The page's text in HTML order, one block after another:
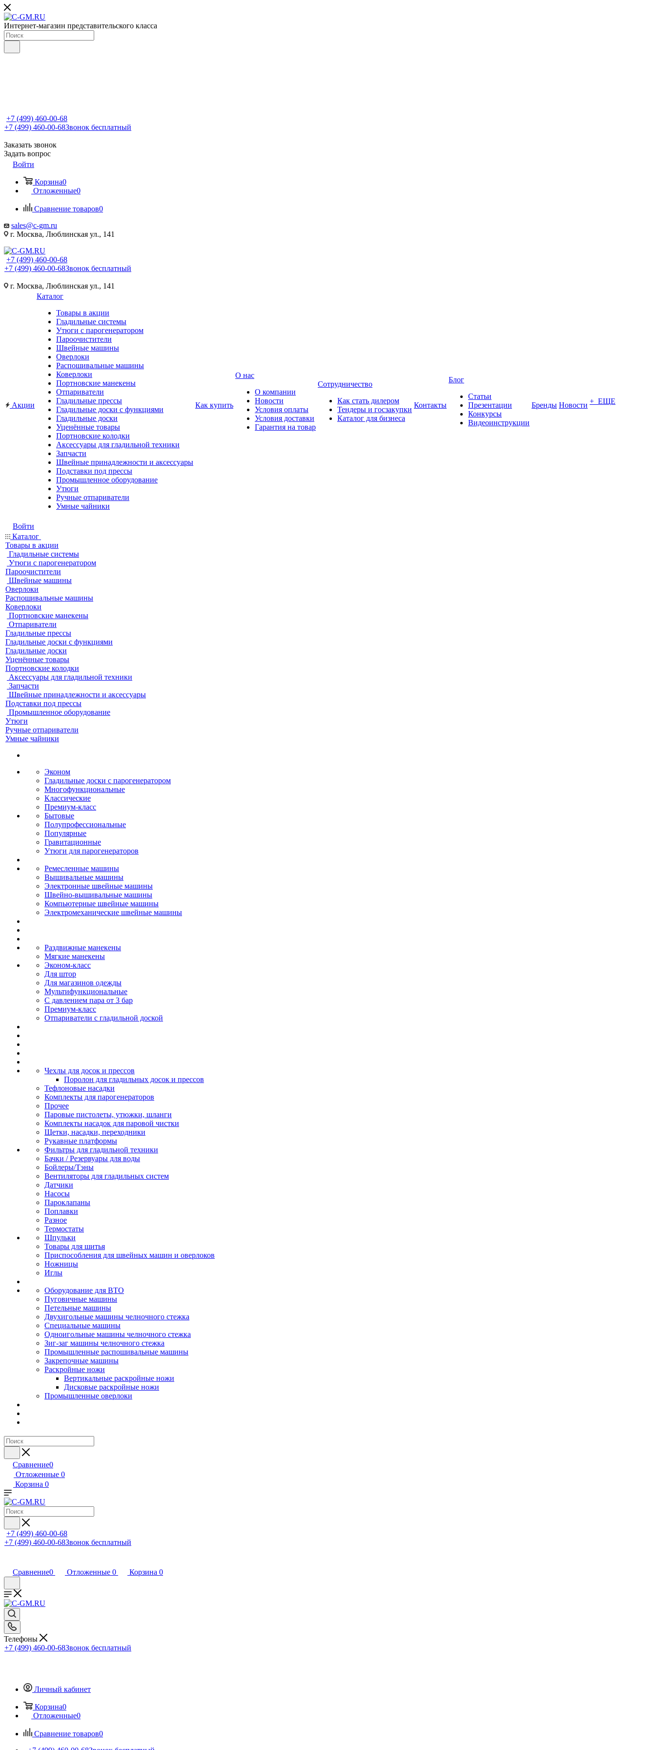
Интернет-магазин представительского класса
+7 (499) 460-00-68
+7 (499) 460-00-68Звонок бесплатный
Заказать звонок
Задать вопрос
Войти
Корзина0
Отложенные0
Сравнение товаров0
sales@c-gm.ru
г. Москва, Люблинская ул., 141
+7 (499) 460-00-68
+7 (499) 460-00-68Звонок бесплатный
г. Москва, Люблинская ул., 141
Акции
Каталог
Товары в акции
Гладильные системы
Утюги с парогенератором
Пароочистители
Швейные машины
Оверлоки
Распошивальные машины
Коверлоки
Портновские манекены
Отпариватели
Гладильные прессы
Гладильные доски с функциями
Гладильные доски
Уценённые товары
Портновские колодки
Аксессуары для гладильной техники
Запчасти
Швейные принадлежности и аксессуары
Подставки под прессы
Промышленное оборудование
Утюги
Ручные отпариватели
Умные чайники
Как купить
О нас
О компании
Новости
Условия оплаты
Условия доставки
Гарантия на товар
Сотрудничество
Как стать дилером
Тендеры и госзакупки
Каталог для бизнеса
Контакты
Блог
Статьи
Презентации
Конкурсы
Видеоинструкции
Бренды Новости + ЕЩЕ
Войти
Каталог
Товары в акции
Гладильные системы
Утюги с парогенератором
Пароочистители
Швейные машины
Оверлоки
Распошивальные машины
Коверлоки
Портновские манекены
Отпариватели
Гладильные прессы
Гладильные доски с функциями
Гладильные доски
Уценённые товары
Портновские колодки
Аксессуары для гладильной техники
Запчасти
Швейные принадлежности и аксессуары
Подставки под прессы
Промышленное оборудование
Утюги
Ручные отпариватели
Умные чайники
Эконом
Гладильные доски с парогенератором
Многофункциональные
Классические
Премиум-класс
Бытовые
Полупрофессиональные
Популярные
Гравитационные
Утюги для парогенераторов
Ремесленные машины
Вышивальные машины
Электронные швейные машины
Швейно-вышивальные машины
Компьютерные швейные машины
Электромеханические швейные машины
Раздвижные манекены
Мягкие манекены
Эконом-класс
Для штор
Для магазинов одежды
Мультифункциональные
С давлением пара от 3 бар
Премиум-класс
Отпариватели с гладильной доской
Чехлы для досок и прессов
Поролон для гладильных досок и прессов
Тефлоновые насадки
Комплекты для парогенераторов
Прочее
Паровые пистолеты, утюжки, шланги
Комплекты насадок для паровой чистки
Щетки, насадки, переходники
Рукавные платформы
Фильтры для гладильной техники
Бачки / Резервуары для воды
Бойлеры/Тэны
Вентиляторы для гладильных систем
Датчики
Насосы
Пароклапаны
Поплавки
Разное
Термостаты
Шпульки
Товары для шитья
Приспособления для швейных машин и оверлоков
Ножницы
Иглы
Оборудование для ВТО
Пуговичные машины
Петельные машины
Двухигольные машины челночного стежка
Специальные машины
Одноигольные машины челночного стежка
Зиг-заг машины челночного стежка
Промышленные распошивальные машины
Закрепочные машины
Раскройные ножи
Вертикальные раскройные ножи
Дисковые раскройные ножи
Промышленные оверлоки
Сравнение0
Отложенные 0
Корзина 0
+7 (499) 460-00-68
+7 (499) 460-00-68Звонок бесплатный
Сравнение0 Отложенные 0 Корзина 0
Телефоны
+7 (499) 460-00-68Звонок бесплатный
Личный кабинет
Корзина0
Отложенные0
Сравнение товаров0